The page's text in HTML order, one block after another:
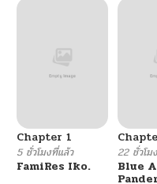
Chapter 1
5 ชั่วโมงที่แล้ว
FamiRes Iko.
22 ชั่วโม
Blue